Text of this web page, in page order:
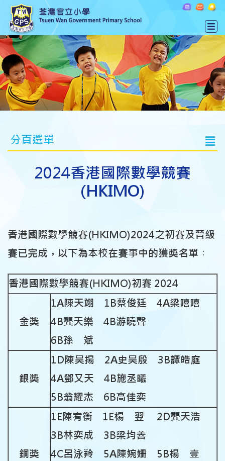
分頁選單
2024香港國際數學競賽
(HKIMO)
香港國際數學競賽(HKIMO)2024之初賽及晉級
賽已完成，以下為本校在賽事中的獲獎名單︰
香港國際數學競賽(HKIMO)初賽 2024
金獎
1A陳天翊 1B蔡俊廷 4A梁嘻嘻
4B龔天樂 4B游曉聲
6B孫 斌
銀獎
1D陳昊揚 2A史昊殷 3B譚皓庭
4A鄧又天 4B施丞曦
5B翁耀杰 6B高佳奕
銅獎
1E陳宥衡 1E楊 翌 2D龔天浩
3B林奕成 3B梁均善
4C呂泳羚 5A陳婉姍 5B楊 壹